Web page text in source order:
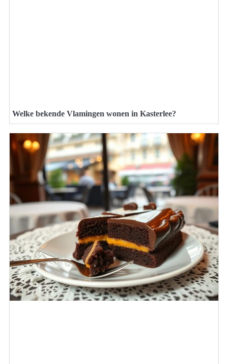
Welke bekende Vlamingen wonen in Kasterlee?